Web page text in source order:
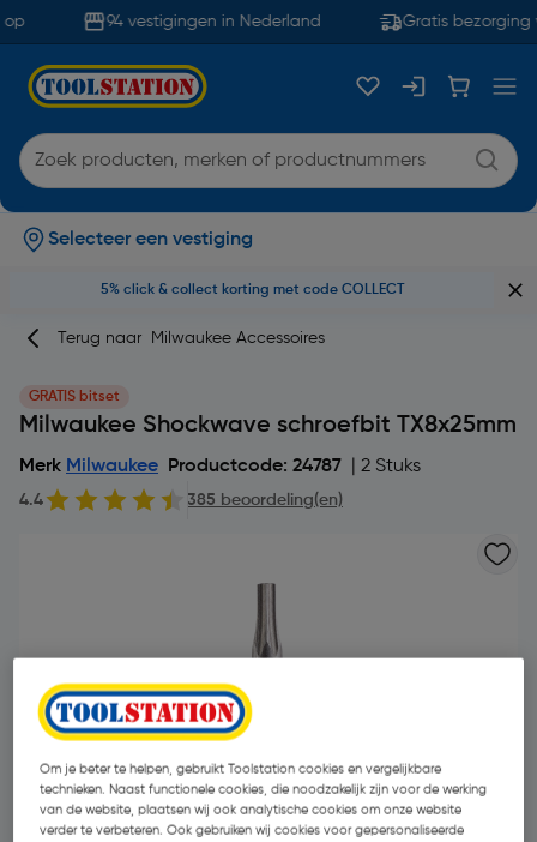
94 vestigingen in Nederland Gratis bezorging
Selecteer een vestiging
5% click & collect korting met code COLLECT
Terug naar Milwaukee Accessoires
GRATIS bitset
Milwaukee Shockwave schroefbit TX8x25mm
Merk Milwaukee Productcode: 24787 | 2 Stuks
4.4 385 beoordeling(en)
- 38 %
Om je beter te helpen, gebruikt Toolstation cookies en vergelijkbare
technieken. Naast functionele cookies, die noodzakelijk zijn voor de werking
van de website, plaatsen wij ook analytische cookies om onze website
verder te verbeteren. Ook gebruiken wij cookies voor gepersonaliseerde